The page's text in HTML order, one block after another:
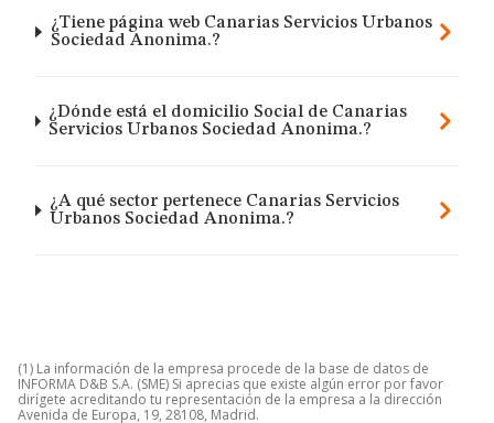
¿Tiene página web Canarias Servicios Urbanos
Sociedad Anonima.?
¿Dónde está el domicilio Social de Canarias
Servicios Urbanos Sociedad Anonima.?
¿A qué sector pertenece Canarias Servicios
Urbanos Sociedad Anonima.?
(1) La información de la empresa procede de la base de datos de
INFORMA D&B S.A. (SME) Si aprecias que existe algún error por favor
dirígete acreditando tu representación de la empresa a la dirección
Avenida de Europa, 19, 28108, Madrid.